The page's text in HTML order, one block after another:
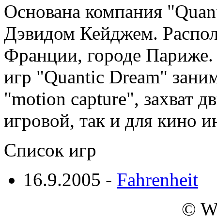
Основана компания
Дэвидом Кейджем.
Франции, городе Париже.
игр "Quantic Dream"
"motion capture", захват
игровой, так и для кино
Список игр
16.9.2005 - Fahrenheit
©